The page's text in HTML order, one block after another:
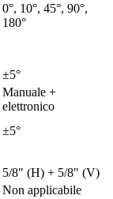
0°, 10°, 45°, 90°,
180°
±5°
Manuale +
elettronico
±5°
5/8" (H) + 5/8" (V)
Non applicabile